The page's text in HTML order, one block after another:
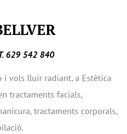
629 542 840
i vols lluir radiant, a Estètica
tractaments facials,
tractaments corporals,